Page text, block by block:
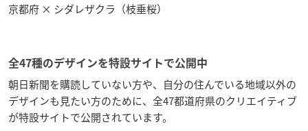
京都府 × シダレザクラ（枝垂桜）
全47種のデザインを特設サイトで公開中
朝日新聞を購読していない方や、自分の住んでいる地域以外の
デザインも見たい方のために、全47都道府県のクリエイティブ
が特設サイトで公開されています。